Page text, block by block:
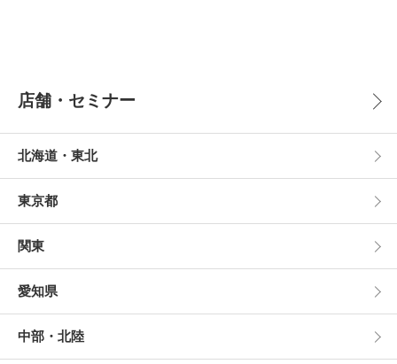
店舗・セミナー
北海道・東北
東京都
関東
愛知県
中部・北陸